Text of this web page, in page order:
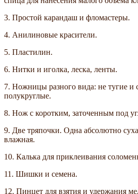
3. Простой карандаш и фломастеры.
4. Анилиновые красители.
5. Пластилин.
6. Нитки и иголка, леска, ленты.
7. Ножницы разного вида: не тугие
полукруглые.
8. Нож с коротким, заточенным под
9. Две тряпочки. Одна абсолютно
влажная.
10. Калька для приклеивания
11. Шишки и семена.
12. Пинцет для взятия и удержания